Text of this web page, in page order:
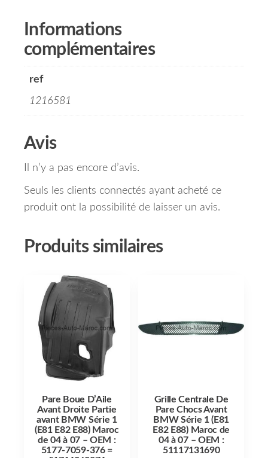
Informations
complémentaires
ref
1216581
Avis
Il n’y a pas encore d’avis.
Seuls les clients connectés ayant acheté ce
produit ont la possibilité de laisser un avis.
Produits similaires
Pare Boue D’Aile
Avant Droite Partie
avant BMW Série 1
(E81 E82 E88) Maroc
de 04 à 07 – OEM :
5177-7059-376 =
Grille Centrale De
Pare Chocs Avant
BMW Série 1 (E81
E82 E88) Maroc de
04 à 07 – OEM :
51117131690